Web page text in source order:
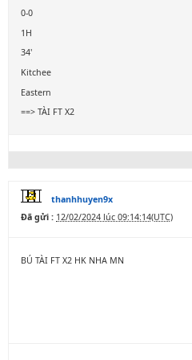
0-0
1H
34'
Kitchee
Eastern
==> TÀI FT X2
thanhhuyen9x
Đã gửi : 12/02/2024 lúc 09:14:14(UTC)
BÚ TÀI FT X2 HK NHA MN